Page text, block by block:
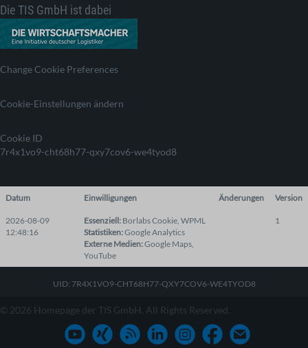
Die TIS GmbH ist dabei
Change Cookie Preferences
Cookie-Einstellungen ändern
Cookie ID
7r4x1vo9-cht68h77-qxy7cov6-we4tyod8
Datum Einwilligungen Änderungen Version
2026-08-09
12:48:16
Essenziell: Borlabs Cookie WPML
Statistiken:Google Analytics
Externe Medien:Google Maps
YouTube
1
UID: 7R4X1VO9-CHT68H77-QXY7COV6-WE4TYOD8
© 2026 Homepage der TIS GmbH. All Rights Reserved.